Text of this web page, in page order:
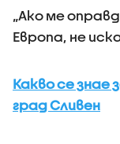
„Ако ме
Европа, не
Какво се знае
град Сливен